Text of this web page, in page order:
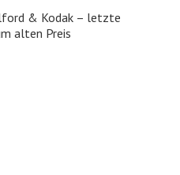
& Kodak – letzte
alten Preis